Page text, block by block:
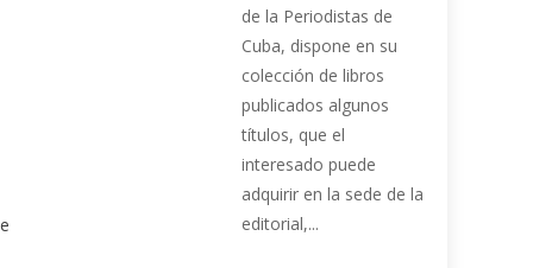
de la Periodistas de
Cuba, dispone en su
colección de libros
publicados algunos
títulos, que el
interesado puede
adquirir en la sede de la
editorial,...